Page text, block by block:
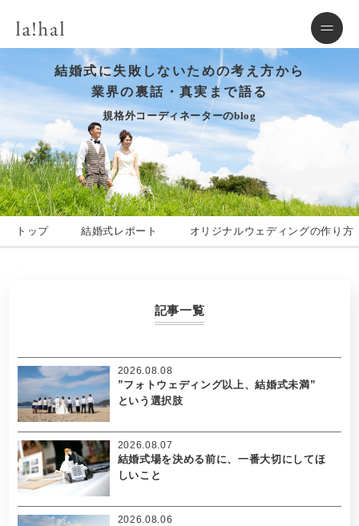
結婚式に失敗しないための考え方から
業界の裏話・真実まで語る
規格外コーディネーターのblog
トップ 結婚式レポート オリジナルウェディングの作り方
記事一覧
”フォトウェディング以上、結婚式未満”
という選択肢
2026.08.08
結婚式場を決める前に、一番大切にしてほ
しいこと
2026.08.07
2026.08.06